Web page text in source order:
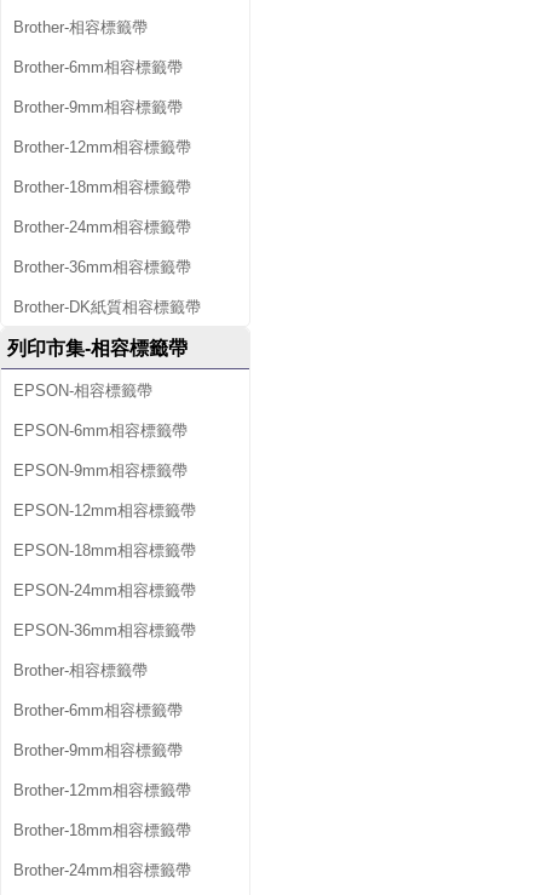
Brother-相容標籤帶
Brother-6mm相容標籤帶
Brother-9mm相容標籤帶
Brother-12mm相容標籤帶
Brother-18mm相容標籤帶
Brother-24mm相容標籤帶
Brother-36mm相容標籤帶
Brother-DK紙質相容標籤帶
列印市集-相容標籤帶
EPSON-相容標籤帶
EPSON-6mm相容標籤帶
EPSON-9mm相容標籤帶
EPSON-12mm相容標籤帶
EPSON-18mm相容標籤帶
EPSON-24mm相容標籤帶
EPSON-36mm相容標籤帶
Brother-相容標籤帶
Brother-6mm相容標籤帶
Brother-9mm相容標籤帶
Brother-12mm相容標籤帶
Brother-18mm相容標籤帶
Brother-24mm相容標籤帶